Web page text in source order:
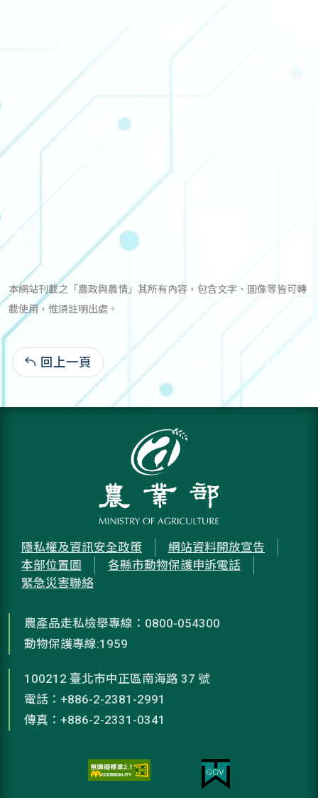
本網站刊載之「農政與農情」其所有內容，包含文字、圖像等皆可轉
載使用，惟須註明出處。
回上一頁 106-05-19:4,077
隱私權及資訊安全政策
網站資料開放宣告
本部位置圖
各縣市動物保護申訴電話
緊急災害聯絡
農產品走私檢舉專線：0800-054300
動物保護專線:1959
100212 臺北市中正區南海路 37 號
電話：+886-2-2381-2991
傳真：+886-2-2331-0341